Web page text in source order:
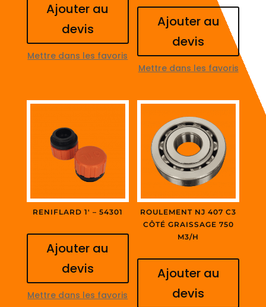
Ajouter au
devis
Mettre dans les favoris
Ajouter au
devis
Mettre dans les favoris
RENIFLARD 1′ – 54301
Ajouter au
devis
Mettre dans les favoris
ROULEMENT NJ 407 C3
CÔTÉ GRAISSAGE 750
M3/H
Ajouter au
devis